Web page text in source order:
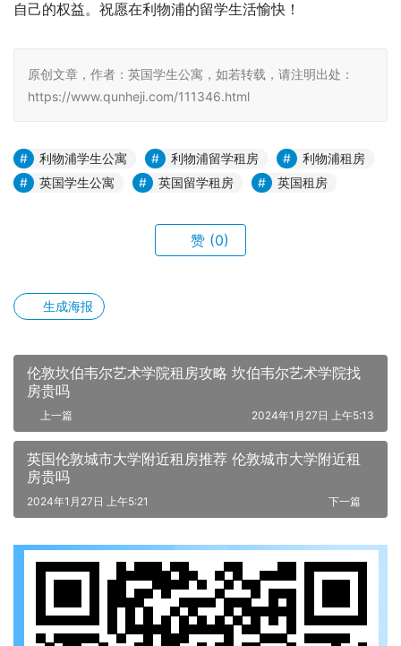
自己的权益。祝愿在利物浦的留学生活愉快！
原创文章，作者：英国学生公寓，如若转载，请注明出处：
https://www.qunheji.com/111346.html
利物浦学生公寓 利物浦留学租房
利物浦租房
英国学生公寓
英国留学租房 英国租房
赞 (0)
生成海报
伦敦坎伯韦尔艺术学院租房攻略 坎伯韦尔艺术学院找
房贵吗
上一篇 2024年1月27日 上午5:13
英国伦敦城市大学附近租房推荐 伦敦城市大学附近租
房贵吗
下一篇
2024年1月27日 上午5:21